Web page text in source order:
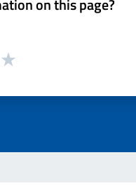
on this page?